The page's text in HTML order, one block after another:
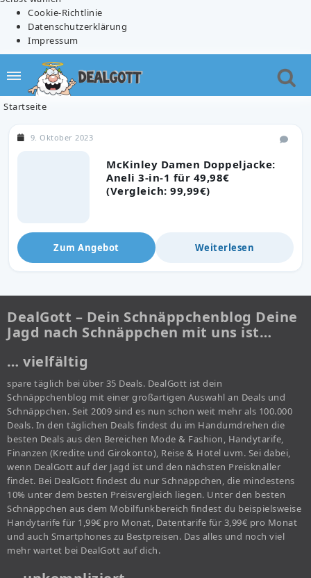
Cookie-Richtlinie
Datenschutzerklärung
Impressum
Startseite
McKinley Damen Doppeljacke:
Aneli 3-in-1 für 49,98€
(Vergleich: 99,99€)
9. Oktober 2023
Zum Angebot Weiterlesen
DealGott – Dein Schnäppchenblog Deine
Jagd nach Schnäppchen mit uns ist…
… vielfältig
spare täglich bei über 35 Deals. DealGott ist dein
Schnäppchenblog mit einer großartigen Auswahl an Deals und
Schnäppchen. Seit 2009 sind es nun schon weit mehr als 100.000
Deals. In den täglichen Deals findest du im Handumdrehen die
besten Deals aus den Bereichen Mode & Fashion, Handytarife,
Finanzen (Kredite und Girokonto), Reise & Hotel uvm. Sei dabei,
wenn DealGott auf der Jagd ist und den nächsten Preisknaller
findet. Bei DealGott findest du nur Schnäppchen, die mindestens
10% unter dem besten Preisvergleich liegen. Unter den besten
Schnäppchen aus dem Mobilfunkbereich findest du beispielsweise
Handytarife für 1,99€ pro Monat, Datentarife für 3,99€ pro Monat
und auch Smartphones zu Bestpreisen. Das alles und noch viel
mehr wartet bei DealGott auf dich.